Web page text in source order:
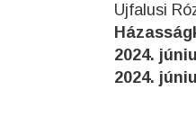
Ujfalusi
2024.
2024.